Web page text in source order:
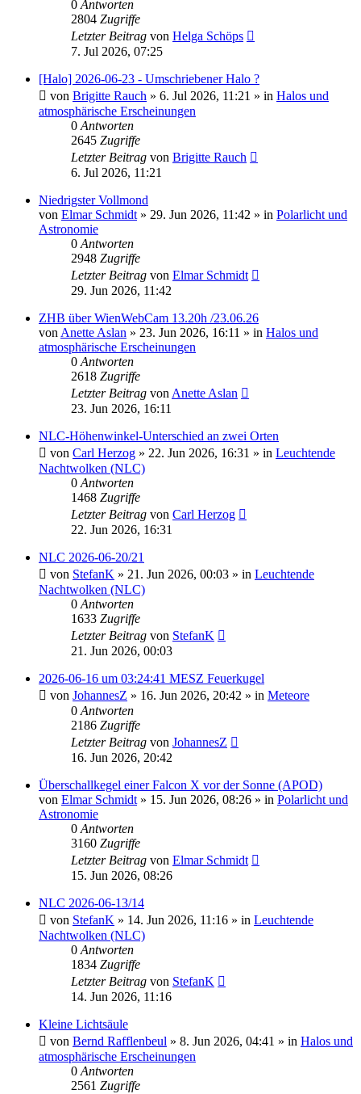
0 Antworten
2804 Zugriffe
Letzter Beitrag von Helga Schöps
7. Jul 2026, 07:25
[Halo] 2026-06-23 - Umschriebener Halo ?
von Brigitte Rauch » 6. Jul 2026, 11:21 » in Halos und
atmosphärische Erscheinungen
0 Antworten
2645 Zugriffe
Letzter Beitrag von Brigitte Rauch
6. Jul 2026, 11:21
Niedrigster Vollmond
von Elmar Schmidt » 29. Jun 2026, 11:42 » in Polarlicht und
Astronomie
0 Antworten
2948 Zugriffe
Letzter Beitrag von Elmar Schmidt
29. Jun 2026, 11:42
ZHB über WienWebCam 13.20h /23.06.26
von Anette Aslan » 23. Jun 2026, 16:11 » in Halos und
atmosphärische Erscheinungen
0 Antworten
2618 Zugriffe
Letzter Beitrag von Anette Aslan
23. Jun 2026, 16:11
NLC-Höhenwinkel-Unterschied an zwei Orten
von Carl Herzog » 22. Jun 2026, 16:31 » in Leuchtende
Nachtwolken (NLC)
0 Antworten
1468 Zugriffe
Letzter Beitrag von Carl Herzog
22. Jun 2026, 16:31
NLC 2026-06-20/21
von StefanK » 21. Jun 2026, 00:03 » in Leuchtende
Nachtwolken (NLC)
0 Antworten
1633 Zugriffe
Letzter Beitrag von StefanK
21. Jun 2026, 00:03
2026-06-16 um 03:24:41 MESZ Feuerkugel
von JohannesZ » 16. Jun 2026, 20:42 » in Meteore
0 Antworten
2186 Zugriffe
Letzter Beitrag von JohannesZ
16. Jun 2026, 20:42
Überschallkegel einer Falcon X vor der Sonne (APOD)
von Elmar Schmidt » 15. Jun 2026, 08:26 » in Polarlicht und
Astronomie
0 Antworten
3160 Zugriffe
Letzter Beitrag von Elmar Schmidt
15. Jun 2026, 08:26
NLC 2026-06-13/14
von StefanK » 14. Jun 2026, 11:16 » in Leuchtende
Nachtwolken (NLC)
0 Antworten
1834 Zugriffe
Letzter Beitrag von StefanK
14. Jun 2026, 11:16
Kleine Lichtsäule
von Bernd Rafflenbeul » 8. Jun 2026, 04:41 » in Halos und
atmosphärische Erscheinungen
0 Antworten
2561 Zugriffe